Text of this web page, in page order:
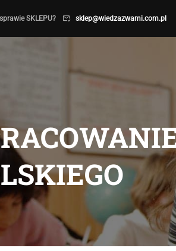
SKLEPU? sklep@wiedzazwami.com.pl